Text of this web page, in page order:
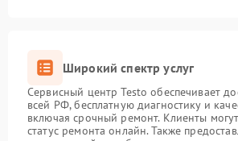
Широкий спектр услуг
Сервисный центр Testo обеспечивает
всей РФ, бесплатную диагностику и
включая срочный ремонт. Клиенты
статус ремонта онлайн. Также